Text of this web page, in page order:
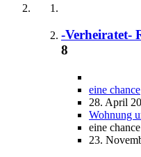
-Verheiratet-
8
eine chance
28. April
Wohnung
eine chance
23.